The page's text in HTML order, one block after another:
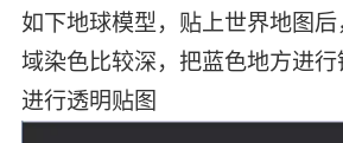
如下地球模型，贴上世界地图后
域染色比较深，把蓝色地方进行
进行透明贴图